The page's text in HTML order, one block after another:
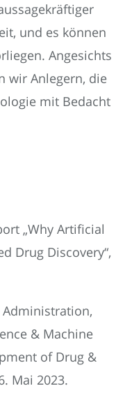
und es können
Angesichts
wir Anlegern, die
mit Bedacht
„Why Artificial
Drug Discovery“,
Administration,
& Machine
of Drug &
Mai 2023.